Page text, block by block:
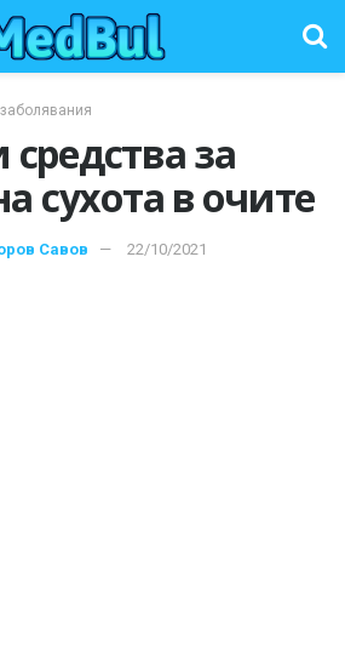
за
сухота в очите
Савов 22/10/2021